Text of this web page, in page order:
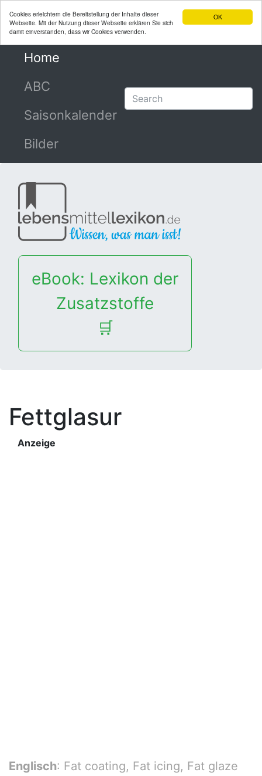
OK
Cookies erleichtern die Bereitstellung der Inhalte dieser
Webseite. Mit der Nutzung dieser Webseite erklären Sie sich
damit einverstanden, dass wir Cookies verwenden.
Home
ABC
Saisonkalender
Bilder
eBook: Lexikon der
Zusatzstoffe
🛒
Fettglasur
Anzeige
Englisch: Fat coating, Fat icing, Fat glaze